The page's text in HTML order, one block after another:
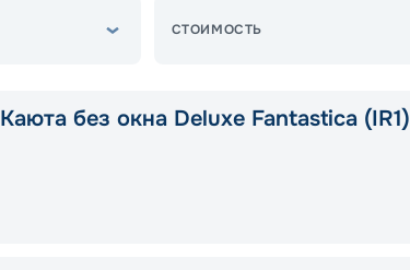
СТОИМОСТЬ
Каюта без окна Deluxe Fantastica (IR1)